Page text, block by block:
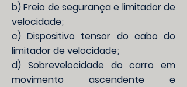
b) Freio de segurança e limitador de
velocidade;
c) Dispositivo tensor do cabo do
limitador de velocidade;
d) Sobrevelocidade do carro em
movimento ascendente e